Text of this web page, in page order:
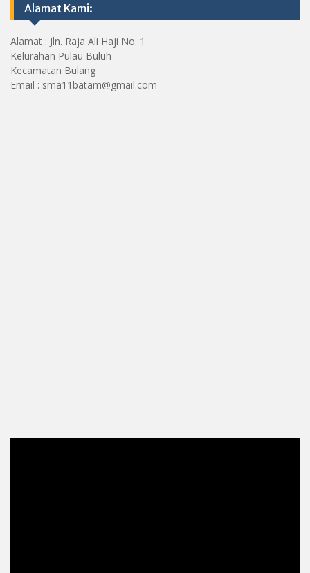
Alamat Kami:
Alamat : Jln. Raja Ali Haji No. 1
Kelurahan Pulau Buluh
Kecamatan Bulang
Email : sma11batam@gmail.com